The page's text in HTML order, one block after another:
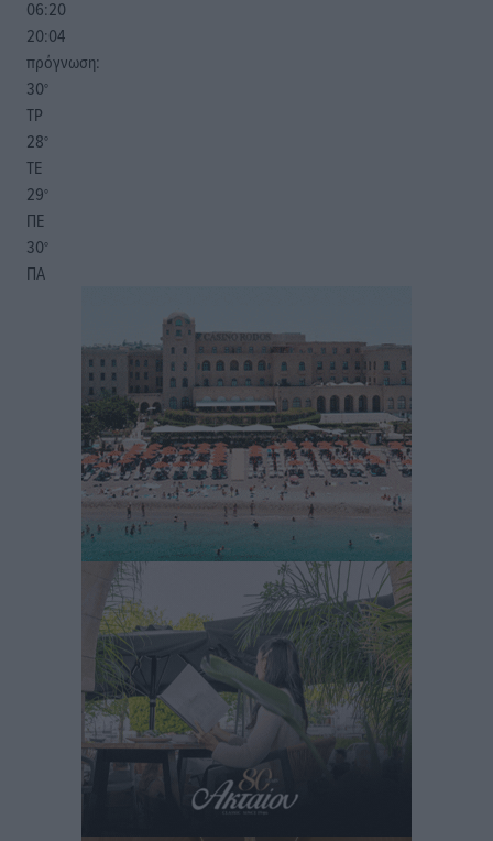
06:20
20:04
πρόγνωση:
30°
ΤΡ
28°
ΤΕ
29°
ΠΕ
30°
ΠΑ